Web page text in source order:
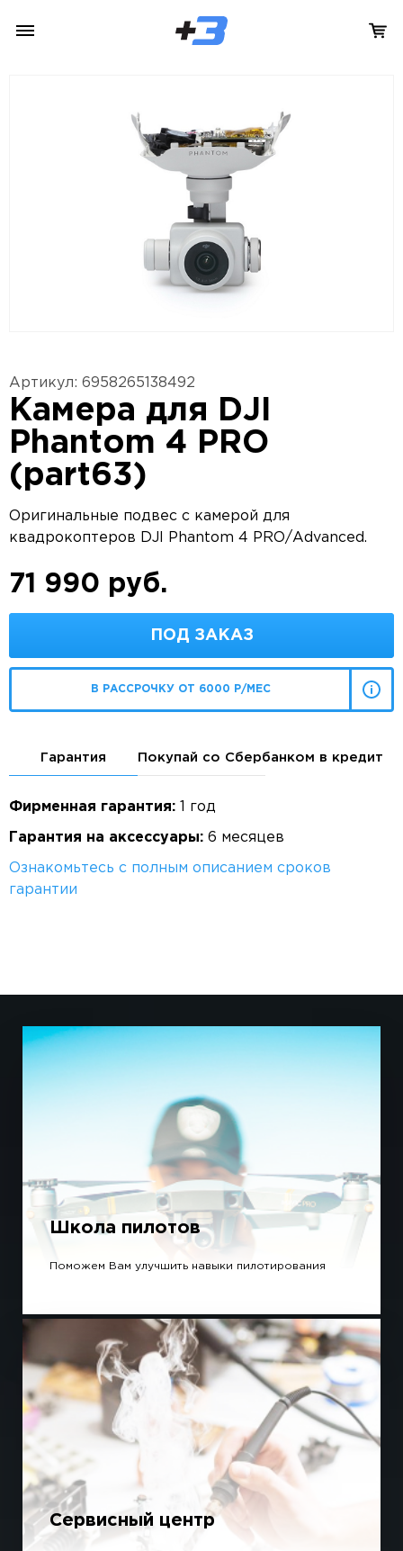
Артикул: 6958265138492
Камера для DJI
Phantom 4 PRO
(part63)
Оригинальные подвес с камерой для
квадрокоптеров DJI Phantom 4 PRO/Advanced.
71 990 руб.
ПОД ЗАКАЗ
В РАССРОЧКУ ОТ 6000 Р/МЕС
Гарантия Покупай со Сбербанком в кредит
Фирменная гарантия: 1 год
Гарантия на аксессуары: 6 месяцев
Ознакомьтесь с полным описанием сроков
гарантии
Школа пилотов
Поможем Вам улучшить навыки пилотирования
Сервисный центр